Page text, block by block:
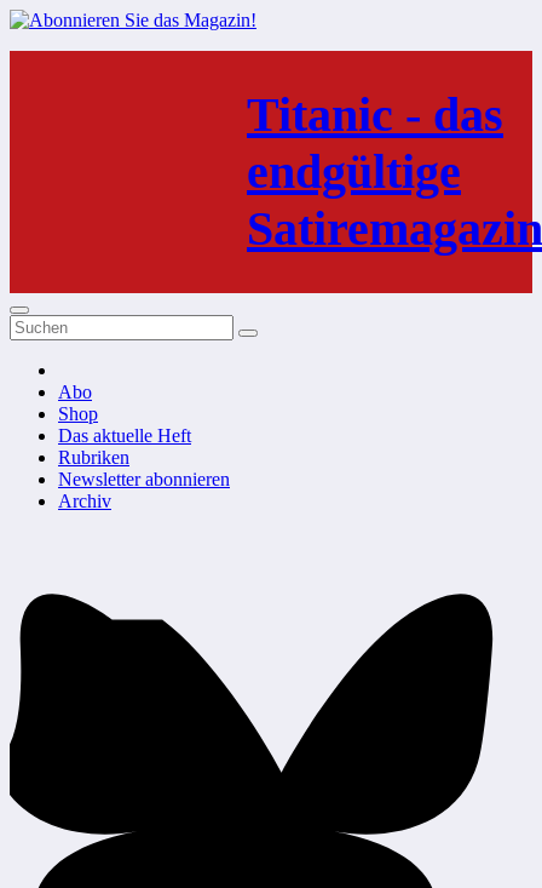
Titanic - das
endgültige
Satiremagazin
Abo
Shop
Das aktuelle Heft
Rubriken
Newsletter abonnieren
Archiv